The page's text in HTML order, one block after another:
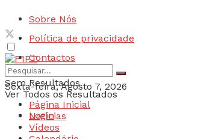
Sobre Nós
Política de privacidade
Contactos
Sexta-feira, Agosto 7, 2026
Login
Sem Resultados
Ver Todos os Resultados
Página Inicial
Notícias
Vídeos